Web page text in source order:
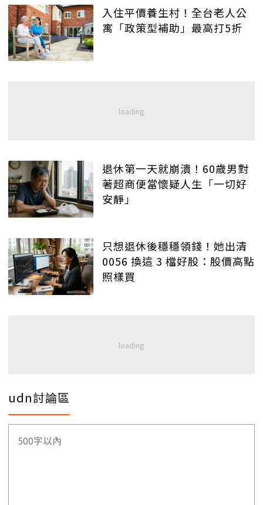
入住平價養生村！全台老人公
寓「政策型補助」最高打5折
退休第一天就崩潰！60歲男對
著超商便當懷疑人生「一切好
安靜」
只想退休後穩穩領錢！她出清
0056 換這 3 檔好股：股價高點
照樣買
udn討論區